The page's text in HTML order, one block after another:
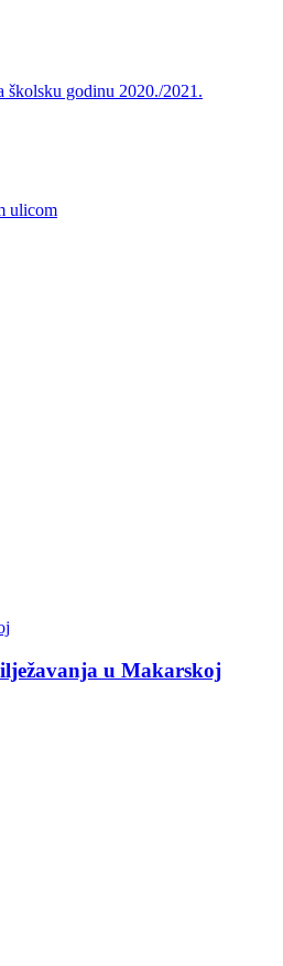
školsku godinu 2020./2021.
ulicom
u Makarskoj